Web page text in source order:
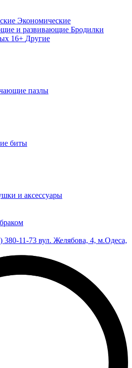
Экономические
и развивающие Бродилки
16+ Другие
пазлы
биты
и аксессуары
380-11-73 вул. Желябова, 4, м.Одеса,